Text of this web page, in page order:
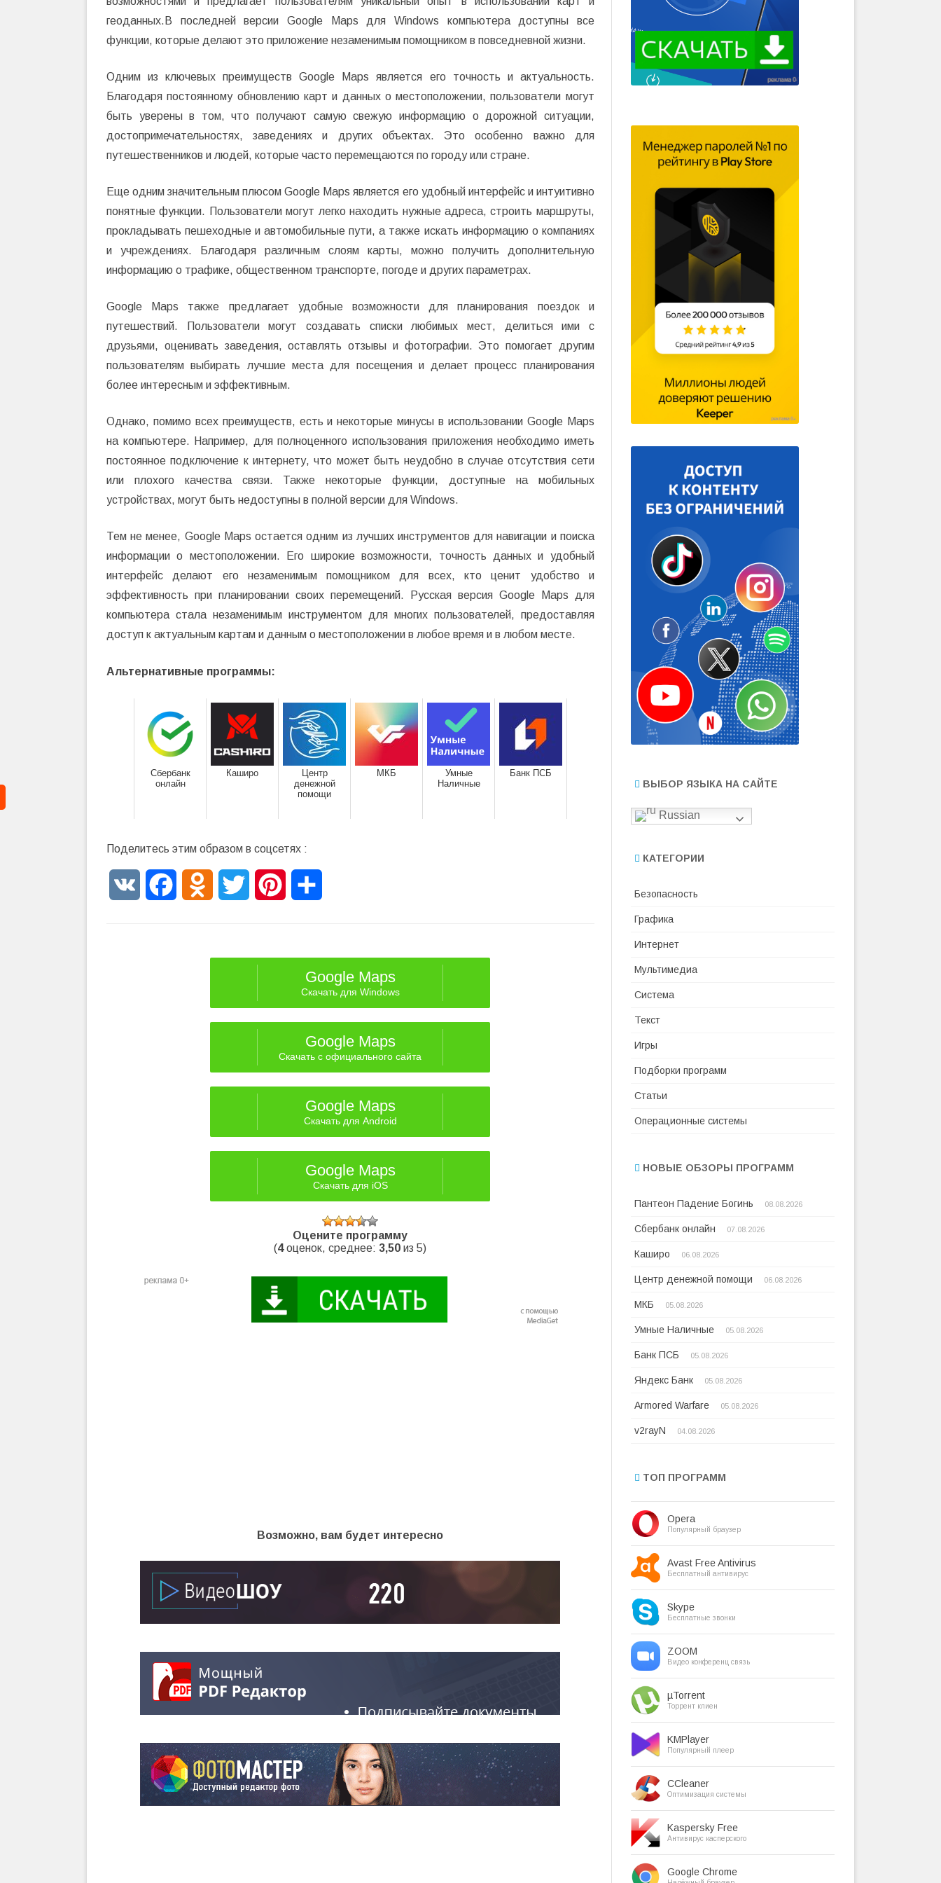
геоданных.В последней версии Google Maps для Windows компьютера доступны все
функции, которые делают это приложение незаменимым помощником в повседневной жизни.
Одним из ключевых преимуществ Google Maps является его точность и актуальность.
Благодаря постоянному обновлению карт и данных о местоположении, пользователи могут
быть уверены в том, что получают самую свежую информацию о дорожной ситуации,
достопримечательностях, заведениях и других объектах. Это особенно важно для
путешественников и людей, которые часто перемещаются по городу или стране.
Еще одним значительным плюсом Google Maps является его удобный интерфейс и интуитивно
понятные функции. Пользователи могут легко находить нужные адреса, строить маршруты,
прокладывать пешеходные и автомобильные пути, а также искать информацию о компаниях
и учреждениях. Благодаря различным слоям карты, можно получить дополнительную
информацию о трафике, общественном транспорте, погоде и других параметрах.
Google Maps также предлагает удобные возможности для планирования поездок и
путешествий. Пользователи могут создавать списки любимых мест, делиться ими с
друзьями, оценивать заведения, оставлять отзывы и фотографии. Это помогает другим
пользователям выбирать лучшие места для посещения и делает процесс планирования
более интересным и эффективным.
Однако, помимо всех преимуществ, есть и некоторые минусы в использовании Google Maps
на компьютере. Например, для полноценного использования приложения необходимо иметь
постоянное подключение к интернету, что может быть неудобно в случае отсутствия сети
или плохого качества связи. Также некоторые функции, доступные на мобильных
устройствах, могут быть недоступны в полной версии для Windows.
Тем не менее, Google Maps остается одним из лучших инструментов для навигации и поиска
информации о местоположении. Его широкие возможности, точность данных и удобный
интерфейс делают его незаменимым помощником для всех, кто ценит удобство и
эффективность при планировании своих перемещений. Русская версия Google Maps для
компьютера стала незаменимым инструментом для многих пользователей, предоставляя
доступ к актуальным картам и данным о местоположении в любое время и в любом месте.
Альтернативные программы:
Сбербанк
онлайн
Каширо
Центр
денежной
помощи
МКБ
Умные
Наличные
Банк ПСБ
Поделитесь этим образом в соцсетях :
VK FacebookOdnoklassniki
Twitter Pinterest
Google Maps
Скачать для Windows
Google Maps
Скачать с официального сайта
Google Maps
Скачать для Android
Google Maps
Скачать для iOS
Оцените программу
(4оценок, среднее: 3,50 из 5)
Возможно, вам будет интересно
ВЫБОР ЯЗЫКА НА САЙТЕ
Russian
КАТЕГОРИИ
Безопасность
Графика
Интернет
Мультимедиа
Система
Текст
Игры
Подборки программ
Статьи
Операционные системы
НОВЫЕ ОБЗОРЫ ПРОГРАММ
Пантеон Падение Богинь 08.08.2026
Сбербанк онлайн 07.08.2026
Каширо 06.08.2026
Центр денежной помощи 06.08.2026
МКБ 05.08.2026
Умные Наличные 05.08.2026
Банк ПСБ 05.08.2026
Яндекс Банк 05.08.2026
Armored Warfare 05.08.2026
v2rayN 04.08.2026
ТОП ПРОГРАММ
Opera
Популярный браузер
Avast Free Antivirus
Бесплатный антивирус
Skype
Бесплатные звонки
ZOOM
Видео конференц связь
µTorrent
Торрент клиен
KMPlayer
Популярный плеер
CCleaner
Оптимизация системы
Kaspersky Free
Антивирус касперского
Google Chrome